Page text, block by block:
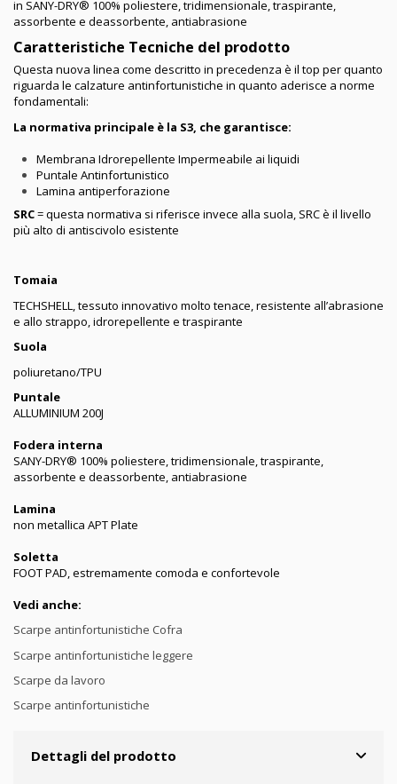
in SANY-DRY® 100% poliestere, tridimensionale, traspirante,
assorbente e deassorbente, antiabrasione
Caratteristiche Tecniche del prodotto
Questa nuova linea come descritto in precedenza è il top per quanto
riguarda le calzature antinfortunistiche in quanto aderisce a norme
fondamentali:
La normativa principale è la S3, che garantisce:
Membrana Idrorepellente Impermeabile ai liquidi
Puntale Antinfortunistico
Lamina antiperforazione
SRC= questa normativa si riferisce invece alla suola, SRC è il livello
più alto di antiscivolo esistente
Tomaia
TECHSHELL, tessuto innovativo molto tenace, resistente all’abrasione
e allo strappo, idrorepellente e traspirante
Suola
poliuretano/TPU
Puntale
ALLUMINIUM 200J
Fodera interna
SANY-DRY® 100% poliestere, tridimensionale, traspirante,
assorbente e deassorbente, antiabrasione
Lamina
non metallica APT Plate
Soletta
FOOT PAD, estremamente comoda e confortevole
Vedi anche:
Scarpe antinfortunistiche Cofra
Scarpe antinfortunistiche leggere
Scarpe da lavoro
Scarpe antinfortunistiche
Dettagli del prodotto